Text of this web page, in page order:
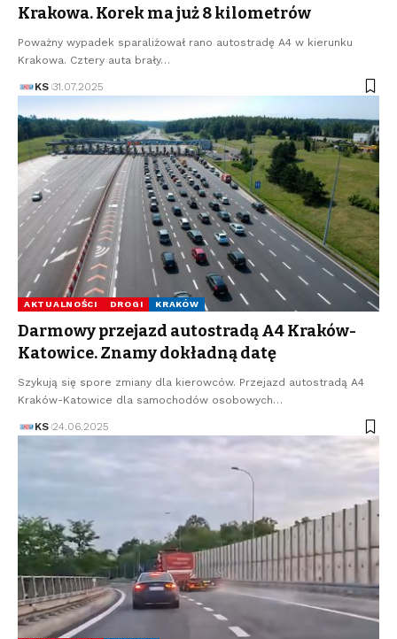
Krakowa. Korek ma już 8 kilometrów
Poważny wypadek sparaliżował rano autostradę A4 w kierunku
Krakowa. Cztery auta brały…
KS 31.07.2025
AKTUALNOŚCI DROGI KRAKÓW
Darmowy przejazd autostradą A4 Kraków-
Katowice. Znamy dokładną datę
Szykują się spore zmiany dla kierowców. Przejazd autostradą A4
Kraków-Katowice dla samochodów osobowych…
KS 24.06.2025